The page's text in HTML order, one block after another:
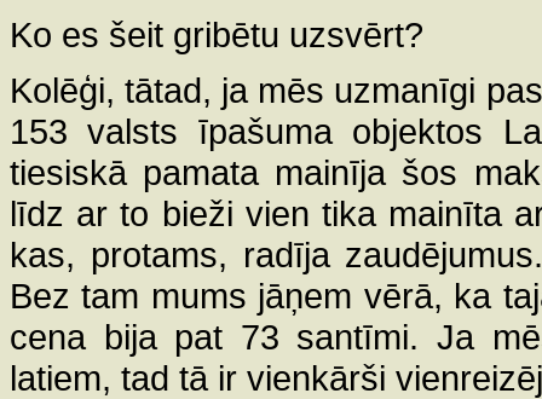
Ko es šeit gribētu uzsvērt?
Kolēģi, tātad, ja mēs uzmanīgi
153 valsts īpašuma objektos
tiesiskā pamata mainīja šos
līdz ar to bieži vien tika mainīta
kas, protams, radīja
Bez tam mums jāņem vērā, ka
cena bija pat 73 santīmi. Ja
latiem, tad tā ir vienkārši